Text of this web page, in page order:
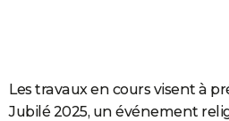
Les travaux en cours visent à
Jubilé 2025, un événement